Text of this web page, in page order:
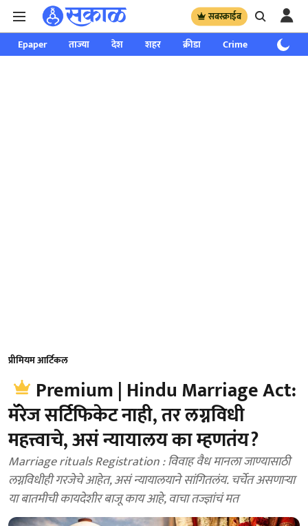
सबस्क्राईब
Epaper ताज्या देश शहर क्रीडा Crime साप्ताहिक
प्रीमियम आर्टिकल
Premium | Hindu Marriage Act:
मॅरेज सर्टिफिकेट नाही, तर लग्नविधी
महत्त्वाचे, असं न्यायालय का म्हणतंय?
Marriage rituals Registration : विवाह वैध मानला जाण्यासाठी
लग्नविधीही गरजेचे आहेत, असं न्यायालयाने सांगितलंय. चर्चेत असणाऱ्या
या बातमीची कायदेशीर बाजू काय आहे, वाचा तज्ज्ञांचं मत